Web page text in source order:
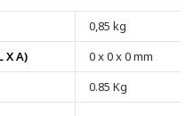
0,85 kg
X A)
0 x 0 x 0 mm
0.85 Kg